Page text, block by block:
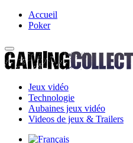
Accueil
Poker
Jeux vidéo
Technologie
Aubaines jeux vidéo
Videos de jeux & Trailers